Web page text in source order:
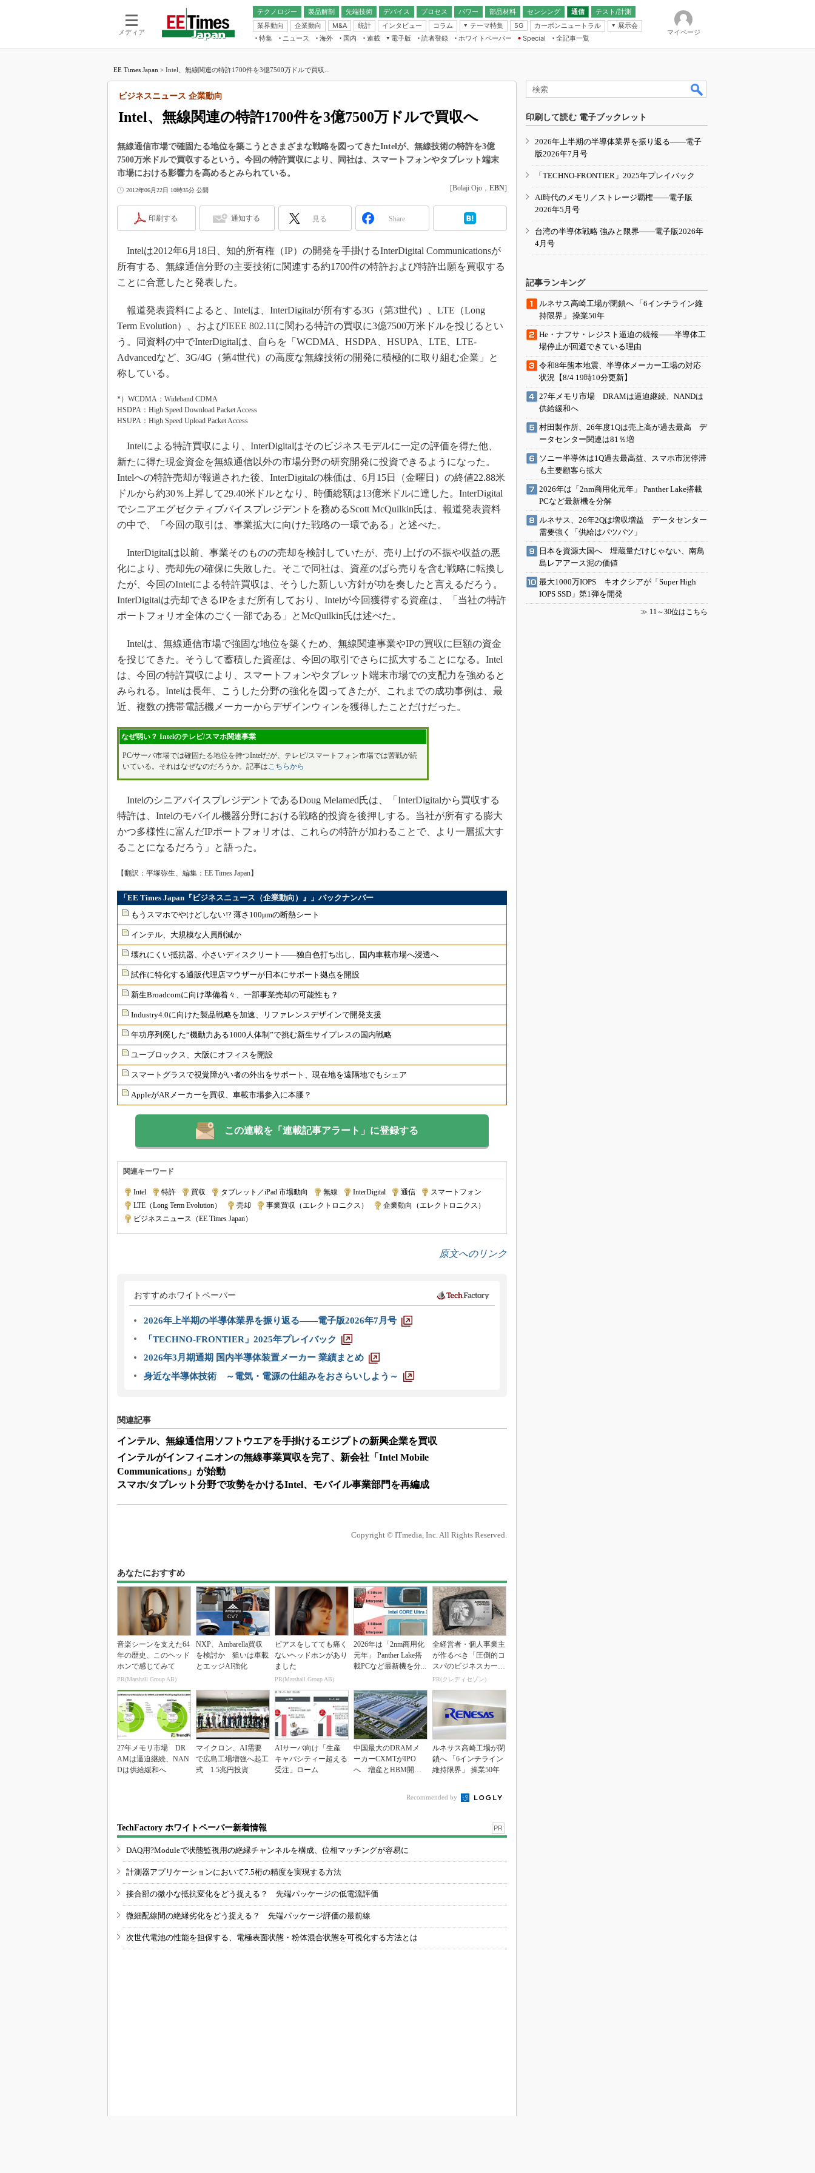
メディア
テクノロジー 製品解剖
先端技術
電池／エネルギー
デバイス
アナログ
マイコン
プロセス パワー 部品材料 センシング
通信
無線
テスト/計測
業界動向
企業動向 M&A 統計 インタビュー コラム
テーマ特集
フィジカルAI
読者調査（EE Times Research）
IoT
5G カーボンニュートラル
展示会
IoT・エッジコンピューティング
EXPO
TECHNO-FRONTIER
人とくるま展
特集 ニュース 海外 国内
連載
福田昭のデバイス通信
大山聡の業界スコープ
リタイア直前エンジニアの社会人大
学漂流記
この10年で起こったこと、次の10年
製品分解で探るアジアの新トレンド
イノベーションは日本を救うのか
JASA発IoT通信
IHSアナリスト「未来展望」
電子版
電子ブックレット
読者登録 ホワイトペーパー
Special
全記事一覧
マイページ
EE Times Japan > Intel、無線関連の特許1700件を3億7500万ドルで買収...
Intel、無線関連の特許1700件を3億7500万ドルで買収へ
ビジネスニュース 企業動向
無線通信市場で確固たる地位を築こうとさまざまな戦略を図ってきたIntelが、無線技術の特許を3億
7500万米ドルで買収するという。今回の特許買収により、同社は、スマートフォンやタブレット端末
市場における影響力を高めるとみられている。
2012年06月22日 10時35分 公開 [Bolaji Ojo， EBN]
印刷する 通知する 見る Share
Intelは2012年6月18日、知的所有権（IP）の開発を手掛けるInterDigital Communicationsが
所有する、無線通信分野の主要技術に関連する約1700件の特許および特許出願を買収する
ことに合意したと発表した。
報道発表資料によると、Intelは、InterDigitalが所有する3G（第3世代）、LTE（Long
Term Evolution）、およびIEEE 802.11に関わる特許の買収に3億7500万米ドルを投じるとい
う。同資料の中でInterDigitalは、自らを「WCDMA、HSDPA、HSUPA、LTE、LTE-
Advancedなど、3G/4G（第4世代）の高度な無線技術の開発に積極的に取り組む企業」と
称している。
*）WCDMA：Wideband CDMA
HSDPA：High Speed Download Packet Access
HSUPA：High Speed Upload Packet Access
Intelによる特許買収により、InterDigitalはそのビジネスモデルに一定の評価を得た他、
新たに得た現金資金を無線通信以外の市場分野の研究開発に投資できるようになった。
Intelへの特許売却が報道された後、InterDigitalの株価は、6月15日（金曜日）の終値22.88米
ドルから約30％上昇して29.40米ドルとなり、時価総額は13億米ドルに達した。InterDigital
でシニアエグゼクティブバイスプレジデントを務めるScott McQuilkin氏は、報道発表資料
の中で、「今回の取引は、事業拡大に向けた戦略の一環である」と述べた。
InterDigitalは以前、事業そのものの売却を検討していたが、売り上げの不振や収益の悪
化により、売却先の確保に失敗した。そこで同社は、資産のばら売りを含む戦略に転換し
たが、今回のIntelによる特許買収は、そうした新しい方針が功を奏したと言えるだろう。
InterDigitalは売却できるIPをまだ所有しており、Intelが今回獲得する資産は、「当社の特許
ポートフォリオ全体のごく一部である」とMcQuilkin氏は述べた。
Intelは、無線通信市場で強固な地位を築くため、無線関連事業やIPの買収に巨額の資金
を投じてきた。そうして蓄積した資産は、今回の取引でさらに拡大することになる。Intel
は、今回の特許買収により、スマートフォンやタブレット端末市場での支配力を強めると
みられる。Intelは長年、こうした分野の強化を図ってきたが、これまでの成功事例は、最
近、複数の携帯電話機メーカーからデザインウィンを獲得したことだけだった。
なぜ弱い？ Intelのテレビ/スマホ関連事業
PC/サーバ市場では確固たる地位を持つIntelだが、テレビ/スマートフォン市場では苦戦が続
いている。それはなぜなのだろうか。記事はこちらから
IntelのシニアバイスプレジデントであるDoug Melamed氏は、「InterDigitalから買収する
特許は、Intelのモバイル機器分野における戦略的投資を後押しする。当社が所有する膨大
かつ多様性に富んだIPポートフォリオは、これらの特許が加わることで、より一層拡大す
ることになるだろう」と語った。
【翻訳：平塚弥生、編集：EE Times Japan】
「EE Times Japan『ビジネスニュース（企業動向）』」バックナンバー
もうスマホでやけどしない!? 薄さ100μmの断熱シート
インテル、大規模な人員削減か
壊れにくい抵抗器、小さいディスクリート――独自色打ち出し、国内車載市場へ浸透へ
試作に特化する通販代理店マウザーが日本にサポート拠点を開設
新生Broadcomに向け準備着々、一部事業売却の可能性も？
Industry4.0に向けた製品戦略を加速、リファレンスデザインで開発支援
年功序列廃した“機動力ある1000人体制”で挑む新生サイプレスの国内戦略
ユーブロックス、大阪にオフィスを開設
スマートグラスで視覚障がい者の外出をサポート、現在地を遠隔地でもシェア
AppleがARメーカーを買収、車載市場参入に本腰？
この連載を「連載記事アラート」に登録する
関連キーワード
Intel 特許 買収 タブレット／iPad 市場動向 無線 InterDigital 通信 スマートフォン
LTE（Long Term Evolution）
売却 事業買収（エレクトロニクス） 企業動向（エレクトロニクス）
ビジネスニュース（EE Times Japan）
原文へのリンク
おすすめホワイトペーパー
2026年上半期の半導体業界を振り返る――電子版2026年7月号
「TECHNO-FRONTIER」2025年プレイバック
2026年3月期通期 国内半導体装置メーカー 業績まとめ
身近な半導体技術 ～電気・電源の仕組みをおさらいしよう～
関連記事
インテル、無線通信用ソフトウエアを手掛けるエジプトの新興企業を買収
インテルがインフィニオンの無線事業買収を完了、新会社「Intel Mobile
Communications」が始動
スマホ/タブレット分野で攻勢をかけるIntel、モバイル事業部門を再編成
Copyright © ITmedia, Inc. All Rights Reserved.
あなたにおすすめ
音楽シーンを支えた64
年の歴史、このヘッド
ホンで感じてみて
PR(Marshall Group AB)
NXP、Ambarella買収
を検討か 狙いは車載
とエッジAI強化
ピアスをしてても痛く
ないヘッドホンがあり
ました
PR(Marshall Group AB)
2026年は「2nm商用化
元年」 Panther Lake搭
載PCなど最新機を分...
全経営者・個人事業主
が作るべき「圧倒的コ
スパのビジネスカー
ド」
PR(クレディセゾン)
27年メモリ市場 DR
AMは逼迫継続、NAN
Dは供給緩和へ
マイクロン、AI需要
で広島工場増強へ起工
式 1.5兆円投資
AIサーバ向け「生産
キャパシティー超える
受注」ローム
中国最大のDRAMメ
ーカーCXMTがIPO
へ 増産とHBM開発
ルネサス高崎工場が閉
鎖へ 「6インチライン
維持限界」 操業50年
Recommended by
TechFactory ホワイトペーパー新着情報 PR
DAQ用?Moduleで状態監視用の絶縁チャンネルを構成、位相マッチングが容易に
計測器アプリケーションにおいて7.5桁の精度を実現する方法
接合部の微小な抵抗変化をどう捉える？ 先端パッケージの低電流評価
微細配線間の絶縁劣化をどう捉える？ 先端パッケージ評価の最前線
次世代電池の性能を担保する、電極表面状態・粉体混合状態を可視化する方法とは
印刷して読む 電子ブックレット
2026年上半期の半導体業界を振り返る――電子
版2026年7月号
「TECHNO-FRONTIER」2025年プレイバック
AI時代のメモリ／ストレージ覇権――電子版
2026年5月号
台湾の半導体戦略 強みと限界――電子版2026年
4月号
記事ランキング
ルネサス高崎工場が閉鎖へ 「6インチライン維
持限界」 操業50年
He・ナフサ・レジスト逼迫の続報――半導体工
場停止が回避できている理由
令和8年熊本地震、半導体メーカー工場の対応
状況【8/4 19時10分更新】
27年メモリ市場 DRAMは逼迫継続、NANDは
供給緩和へ
村田製作所、26年度1Qは売上高が過去最高 デ
ータセンター関連は81％増
ソニー半導体は1Q過去最高益、スマホ市況停滞
も主要顧客ら拡大
2026年は「2nm商用化元年」 Panther Lake搭載
PCなど最新機を分解
ルネサス、26年2Qは増収増益 データセンター
需要強く「供給はパツパツ」
日本を資源大国へ 埋蔵量だけじゃない、南鳥
島レアアース泥の価値
最大1000万IOPS キオクシアが「Super High
IOPS SSD」第1弾を開発
≫ 11～30位はこちら